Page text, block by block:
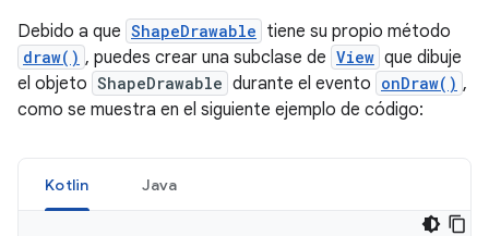
Debido a que ShapeDrawable tiene su propio método
draw() , puedes crear una subclase de View que dibuje
el objeto ShapeDrawable durante el evento onDraw() ,
como se muestra en el siguiente ejemplo de código:
Kotlin Java